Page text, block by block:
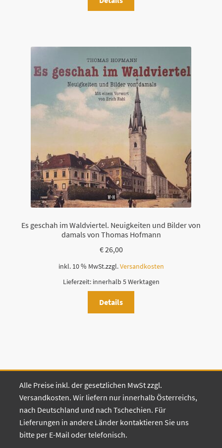
Es geschah im Waldviertel. Neuigkeiten und Bilder von
damals von Thomas Hofmann
€26,00
inkl. 10 % MwSt.zzgl.Versandkosten
Lieferzeit: innerhalb 5 Werktagen
Details
Alle Preise inkl. der gesetzlichen MwSt zzgl.
Versandkosten. Wir liefern nur innerhalb Österreichs,
nach Deutschland und nach Tschechien. Für
Lieferungen in andere Länder kontaktieren Sie uns
bitte per E-Mail oder telefonisch.